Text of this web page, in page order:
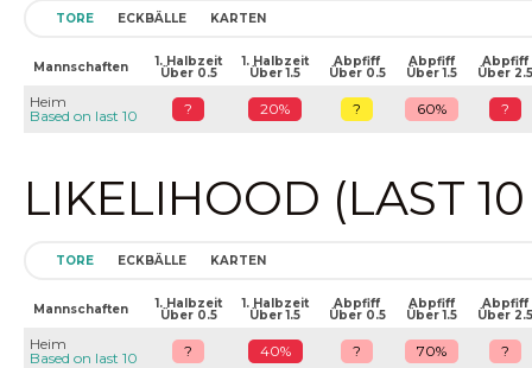
TORE ECKBÄLLE KARTEN
Mannschaften 1. Halbzeit
Über 0.5
1. Halbzeit
Über 1.5
Abpfiff
Über 0.5
Abpfiff
Über 1.5
Abpfiff
Über 2.5
Heim
Based on last 10
? 20% ? 60% ?
LIKELIHOOD (LAST
TORE ECKBÄLLE KARTEN
Mannschaften 1. Halbzeit
Über 0.5
1. Halbzeit
Über 1.5
Abpfiff
Über 0.5
Abpfiff
Über 1.5
Abpfiff
Über 2.5
Heim
Based on last 10
? 40% ? 70% ?